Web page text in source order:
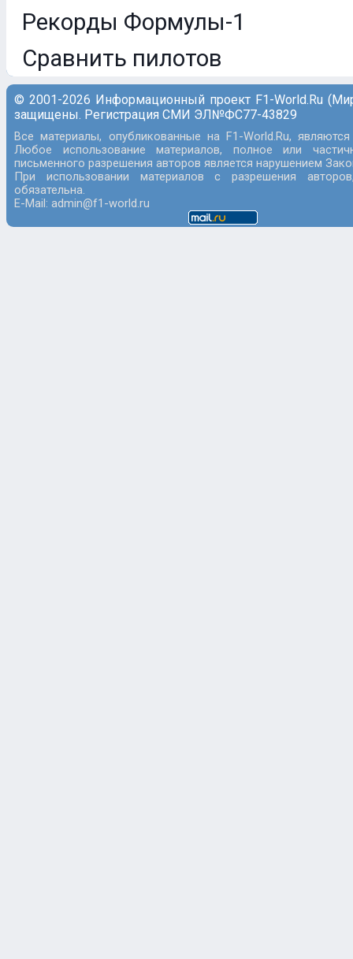
Рекорды Формулы-1
Сравнить пилотов
© 2001-2026 Информационный проект F1-World.Ru
защищены. Регистрация СМИ ЭЛ№ФС77-43829
Все материалы, опубликованные на F1-World.Ru,
Любое использование материалов, полное или
письменного разрешения авторов является нарушением
При использовании материалов с разрешения
обязательна.
E-Mail: admin@f1-world.ru